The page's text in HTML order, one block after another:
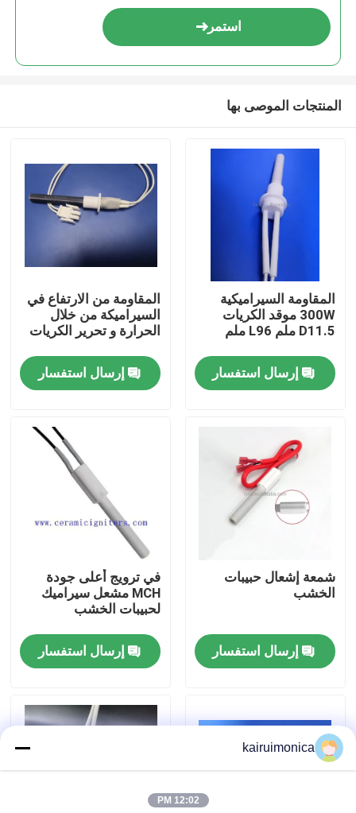
أشرطة فيديو
عرض الواقع الافتراضي
جولة في المعمل
رقابة جودة
أخبار
استمر
المنتجات الموصى بها
المقاومة السيراميكية
300W موقد الكريات
D11.5 ملم L96 ملم
إرسال استفسار
المقاومة من الارتفاع في
السيراميكة من خلال
الحرارة و تحرير الكريات
إرسال استفسار
شمعة إشعال حبيبات
الخشب
إرسال استفسار
في ترويج أعلى جودة
MCH مشعل سيراميك
لحبيبات الخشب
إرسال استفسار
kairuimonica
12:02 PM